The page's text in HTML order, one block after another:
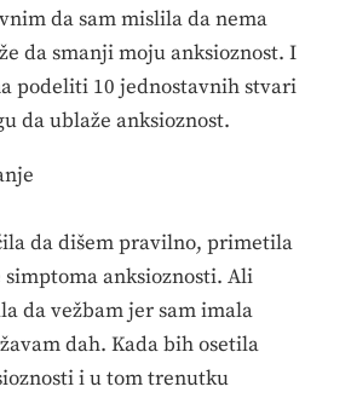
da sam mislila da nema
da smanji moju anksioznost. I
podeliti 10 jednostavnih stvari
da ublaže anksioznost.
da dišem pravilno, primetila
simptoma anksioznosti. Ali
da vežbam jer sam imala
dah. Kada bih osetila
i u tom trenutku